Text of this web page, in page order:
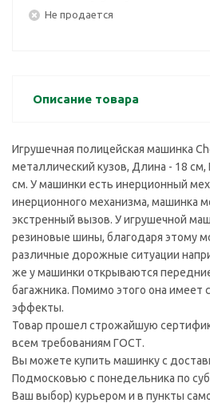
Не продается
Описание товара
Игрушечная полицейская машинка
металлический кузов, Длина - 18
см. У машинки есть инерционный
инерционного механизма, машинка
экстренный вызов. У игрушечной
резиновые шины, благодаря этому
различные дорожные ситуации
же у машинки открываются
багажника. Помимо этого она имеет
эффекты.
Товар прошел строжайшую
всем требованиям ГОСТ.
Вы можете купить машинку с
Подмосковью с понедельника по
Ваш выбор) курьером и в пункты